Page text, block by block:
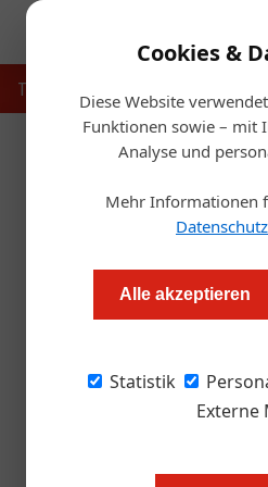
Cookies &
Diese Website
Funktionen sowie – mit
Analyse und
Mehr Informationen
Alle akzeptieren
Statistik
Externe
Touristik
Gast:
Alexander
Die Frage,
Leithner aus
Aussteller
Unser